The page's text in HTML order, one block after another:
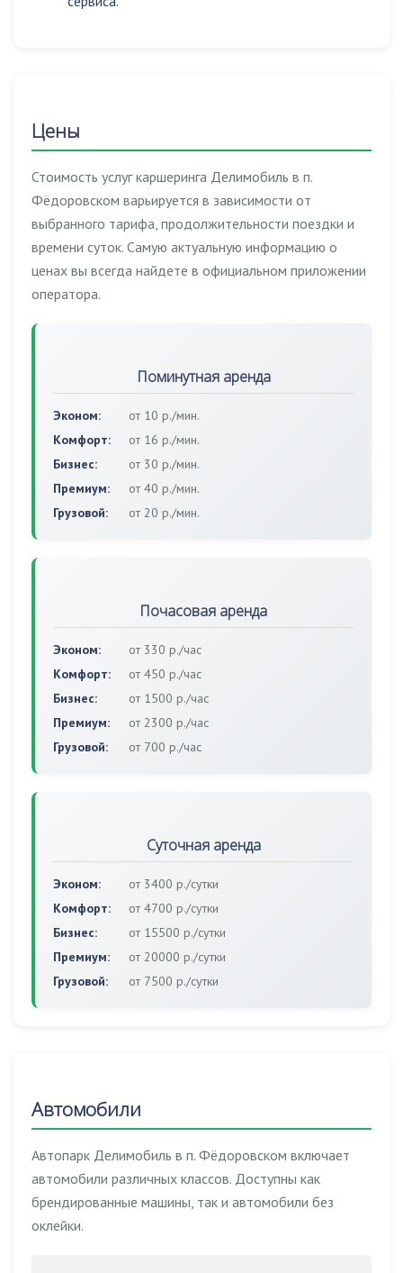
Цены
Стоимость услуг каршеринга Делимобиль в п.
Фёдоровском варьируется в зависимости от
выбранного тарифа, продолжительности поездки и
времени суток. Самую актуальную информацию о
ценах вы всегда найдете в официальном приложении
оператора.
Поминутная аренда
Эконом:
от 10 р./мин.
Комфорт:
от 16 р./мин.
Бизнес:
от 30 р./мин.
Премиум:
от 40 р./мин.
Грузовой:
от 20 р./мин.
Почасовая аренда
Эконом:
от 330 р./час
Комфорт:
от 450 р./час
Бизнес:
от 1500 р./час
Премиум:
от 2300 р./час
Грузовой:
от 700 р./час
Суточная аренда
Эконом:
от 3400 р./сутки
Комфорт:
от 4700 р./сутки
Бизнес:
от 15500 р./сутки
Премиум:
от 20000 р./сутки
Грузовой:
от 7500 р./сутки
Автомобили
Автопарк Делимобиль в п. Фёдоровском включает
автомобили различных классов. Доступны как
брендированные машины, так и автомобили без
оклейки.